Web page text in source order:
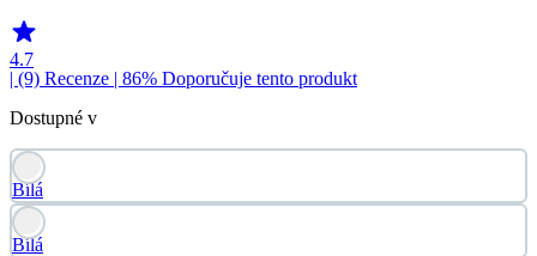
4.7
| (9) Recenze | 86% Doporučuje tento produkt
Dostupné v
Bílá
Bílá